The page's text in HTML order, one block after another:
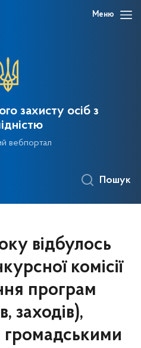
Меню
захисту осіб з
вебпортал
Пошук
відбулось
комісії
програм
заходів),